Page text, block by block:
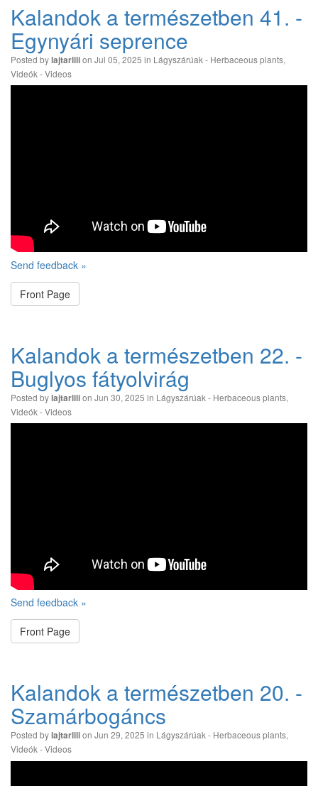
Kalandok a természetben 41. -
Egynyári seprence
Posted bylajtarlilion Jul 05, 2025 in Lágyszárúak - Herbaceous plants,
Videók - Videos
Send feedback »
Front Page
Kalandok a természetben 22. -
Buglyos fátyolvirág
Posted bylajtarlilion Jun 30, 2025 in Lágyszárúak - Herbaceous plants,
Videók - Videos
Send feedback »
Front Page
Kalandok a természetben 20. -
Szamárbogáncs
Posted bylajtarlilion Jun 29, 2025 in Lágyszárúak - Herbaceous plants,
Videók - Videos